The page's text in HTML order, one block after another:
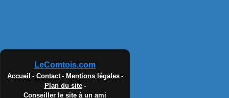
LeComtois.com
Accueil - Contact - Mentions légales -
Plan du site -
Conseiller le site à un ami